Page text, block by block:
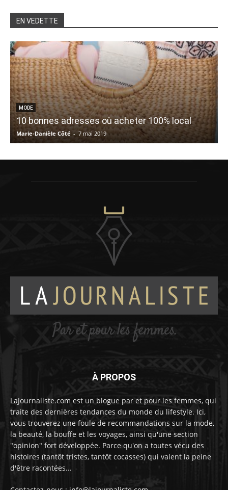
EN VEDETTE
MODE
10 bonnes adresses où acheter 100% local
Marie-Danièle Côté - 7 mai 2019
À PROPOS
LaJournaliste.com est un blogue par et pour les femmes, qui
traite des dernières tendances du monde du lifestyle. Ici,
vous trouverez une foule de recommandations sur la mode,
la beauté, la bouffe et les voyages, ainsi qu'une section
"opinion" fort développée. Parce qu'on a toutes vécu des
histoires (tantôt tristes, tantôt cocasses) qui valent la peine
d'être racontées...